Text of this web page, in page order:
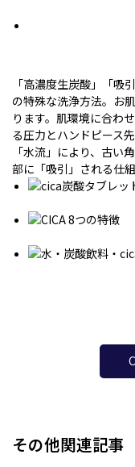
「高濃度生炭酸」「吸
の特殊な洗浄方法。お
ります。肌環境に合わ
る圧力とハンドピース
「水流」により、古い
部に「吸引」される仕組
その他関連記事